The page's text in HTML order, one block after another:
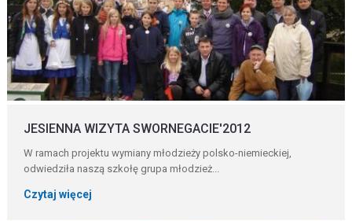
JESIENNA WIZYTA SWORNEGACIE'2012
W ramach projektu wymiany młodzieży polsko-niemieckiej,
odwiedziła naszą szkołę grupa młodzież...
Czytaj więcej